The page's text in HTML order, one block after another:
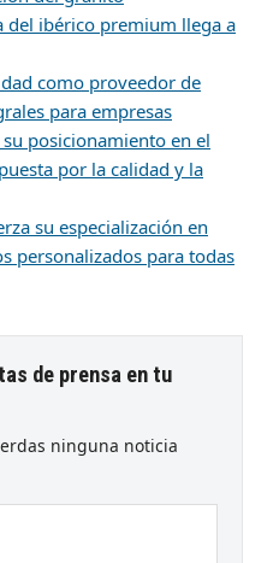
del ibérico premium llega a
como proveedor de
para empresas
posicionamiento en el
por la calidad y la
su especialización en
personalizados para todas
de prensa en tu
ninguna noticia